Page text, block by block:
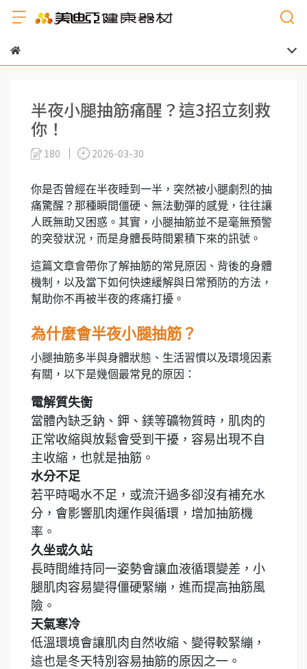
半夜小腿抽筋痛醒？這3招立刻救
你！
180 2026-03-30
你是否曾經在半夜睡到一半，突然被小腿劇烈的抽
痛驚醒？那種瞬間僵硬、無法動彈的感覺，往往讓
人既無助又困惑。其實，小腿抽筋並不是毫無預警
的突發狀況，而是身體長時間累積下來的訊號。
這篇文章會帶你了解抽筋的常見原因、背後的身體
機制，以及當下如何快速緩解與日常預防的方法，
幫助你不再被半夜的疼痛打擾。
為什麼會半夜小腿抽筋？
小腿抽筋多半與身體狀態、生活習慣以及環境因素
有關，以下是幾個最常見的原因：
電解質失衡
當體內缺乏鈉、鉀、鎂等礦物質時，肌肉的
正常收縮與放鬆會受到干擾，容易出現不自
主收縮，也就是抽筋。
水分不足
若平時喝水不足，或流汗過多卻沒有補充水
分，會影響肌肉運作與循環，增加抽筋機
率。
久坐或久站
長時間維持同一姿勢會讓血液循環變差，小
腿肌肉容易變得僵硬緊繃，進而提高抽筋風
險。
天氣寒冷
低溫環境會讓肌肉自然收縮、變得較緊繃，
這也是冬天特別容易抽筋的原因之一。